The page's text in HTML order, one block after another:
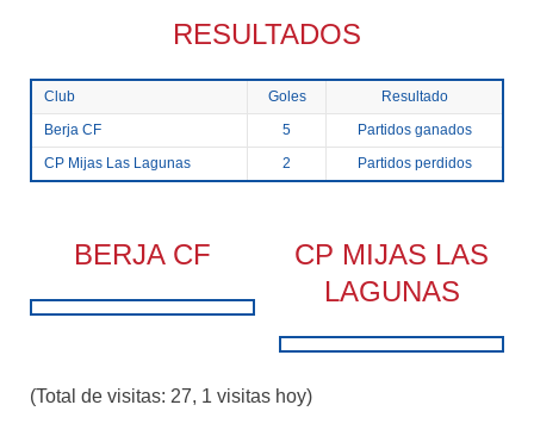
RESULTADOS
Club Goles Resultado
Berja CF 5 Partidos ganados
CP Mijas Las Lagunas 2 Partidos perdidos
BERJA CF
CP MIJAS LAS
LAGUNAS
(Total de visitas: 27, 1 visitas hoy)